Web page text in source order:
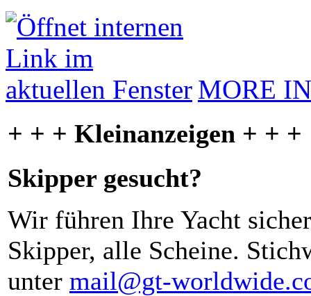
MORE
+ + + Kleinanzeigen + + +
Skipper gesucht?
Wir führen Ihre Yacht
Skipper, alle Scheine.
unter mail@gt-